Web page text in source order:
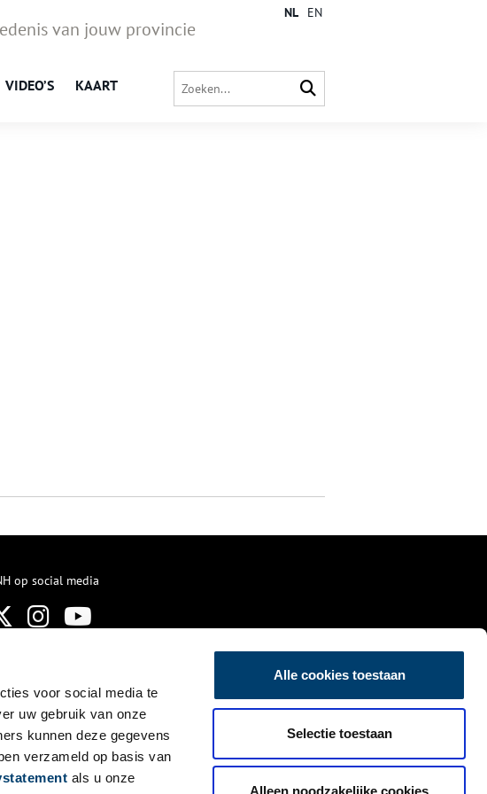
voor social media te
uw gebruik van onze
kunnen deze gegevens
verzameld op basis van
als u onze
Alle cookies toestaan
Selectie toestaan
Alleen noodzakelijke cookies
van jouw provincie
VIDEO’S KAART
NL EN
op social media